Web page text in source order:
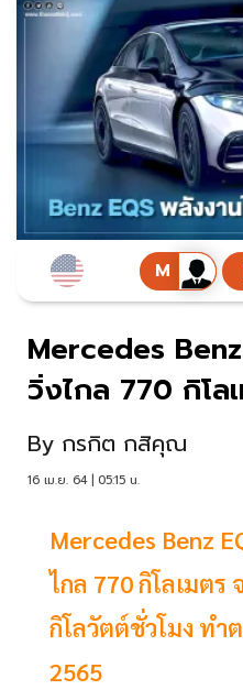
Mercedes
วิ่งไกล 770 กิโล
By กรกิต กสิคุณ
16 เม.ย. 64 | 05:15 น.
Mercedes Benz
ไกล 770 กิโลเมตร
กิโลวัตต์ชั่วโมง ทำ
2565